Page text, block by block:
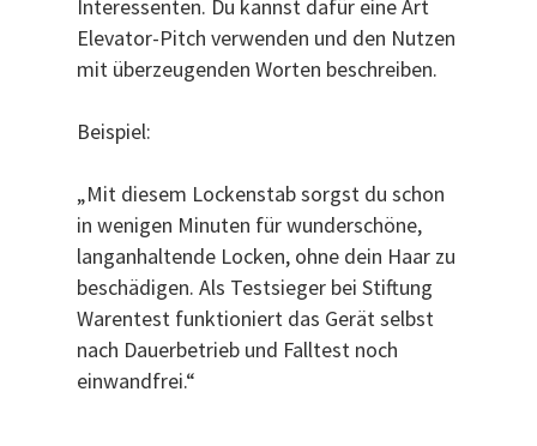
Interessenten. Du kannst dafür eine Art
Elevator-Pitch verwenden und den Nutzen
mit überzeugenden Worten beschreiben.
Beispiel:
„Mit diesem Lockenstab sorgst du schon
in wenigen Minuten für wunderschöne,
langanhaltende Locken, ohne dein Haar zu
beschädigen. Als Testsieger bei Stiftung
Warentest funktioniert das Gerät selbst
nach Dauerbetrieb und Falltest noch
einwandfrei.“